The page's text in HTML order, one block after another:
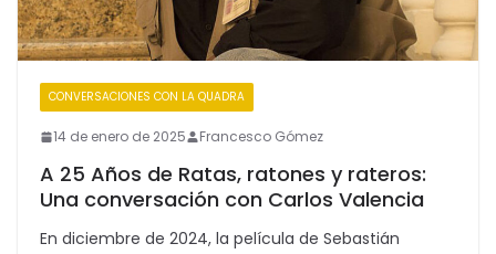
CONVERSACIONES CON LA QUADRA
14 de enero de 2025 Francesco Gómez
A 25 Años de Ratas, ratones y rateros:
Una conversación con Carlos Valencia
En diciembre de 2024, la película de Sebastián